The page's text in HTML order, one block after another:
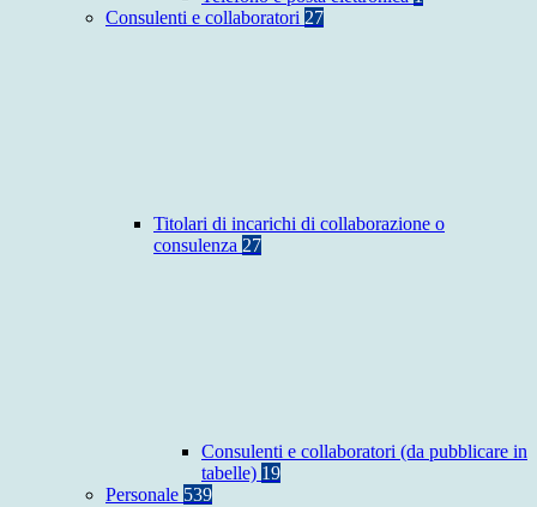
Consulenti e collaboratori 27
Titolari di incarichi di collaborazione o
consulenza 27
Consulenti e collaboratori (da pubblicare in
tabelle) 19
Personale 539